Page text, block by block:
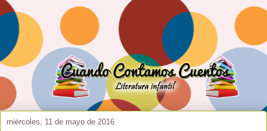
miércoles, 11 de mayo de 2016